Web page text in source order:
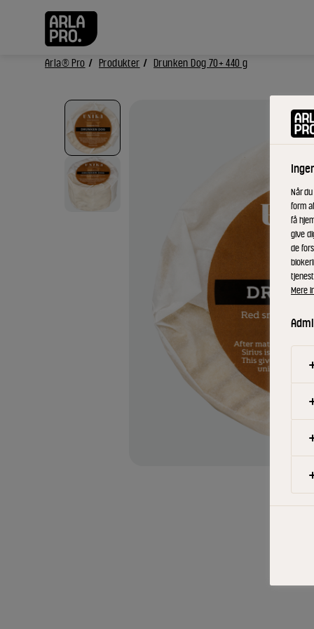
Arla® Pro Produkter Drunken Dog 70+ 440 g
Når
form
få
give
de
Mere